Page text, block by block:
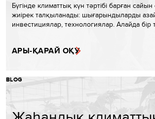
Бүгінде климаттық күн тәртібі барған
жиірек талқыланады: шығарындыларды
инвестициялар, технологиялар. Алайда бір
АРЫ-ҚАРАЙ ОҚУ
BLOG